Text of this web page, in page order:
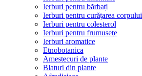
Ierburi pentru bărbați
Ierburi pentru curățarea corpului
Ierburi pentru colesterol
Ierburi pentru frumusețe
Ierburi aromatice
Etnobotanica
Amestecuri de plante
Blaturi din plante